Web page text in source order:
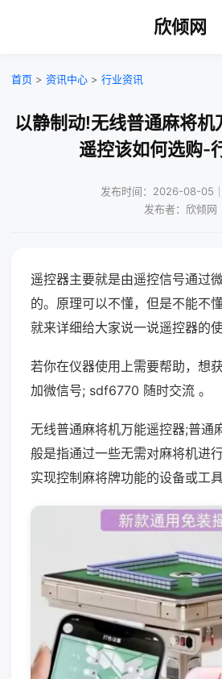
欣倾网
首页 > 资讯中心 > 行业资讯
以静制动!无线普通麻将机
遥控该如何选购-
发布时间：2026-08-05
发布者：欣倾网
遥控器主要就是由遥控信号通过
的。原理可以不懂，但是不能不
就来详细给大家说一说遥控器的使
若你在仪器使用上需要帮助，想
加微信号; sdf6770 随时交流 。
无线普通麻将机万能遥控器;普通
般是指通过一些无需对麻将机进
实现控制麻将牌功能的设备或工具